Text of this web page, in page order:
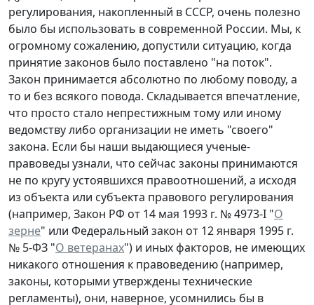
регулирования, накопленный в СССР, очень полезно
было бы использовать в современной России. Мы, к
огромному сожалению, допустили ситуацию, когда
принятие законов было поставлено "на поток".
Закон принимается абсолютно по любому поводу, а
то и без всякого повода. Складывается впечатление,
что просто стало непрестижным тому или иному
ведомству либо организации не иметь "своего"
закона. Если бы наши выдающиеся ученые-
правоведы узнали, что сейчас законы принимаются
не по кругу устоявшихся правоотношений, а исходя
из объекта или субъекта правового регулирования
(например, Закон РФ от 14 мая 1993 г. № 4973-I "О
зерне" или Федеральный закон от 12 января 1995 г.
№ 5-ФЗ "О ветеранах") и иных факторов, не имеющих
никакого отношения к правоведению (например,
законы, которыми утверждены технические
регламенты), они, наверное, усомнились бы в